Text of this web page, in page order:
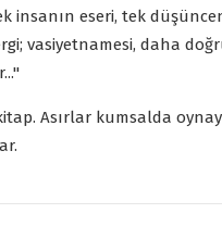
insanın eseri, tek
vasiyetnamesi, daha
Asırlar kumsalda